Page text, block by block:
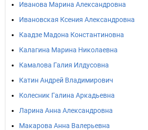
Иванова Марина Александровна
Ивановская Ксения Александровна
Каадзе Мадона Константиновна
Калагина Марина Николаевна
Камалова Галия Илдусовна
Катин Андрей Владимирович
Колесник Галина Аркадьевна
Ларина Анна Александровна
Макарова Анна Валерьевна